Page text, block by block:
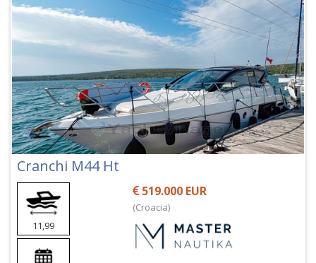
Cranchi M44 Ht
11,99
519.000 EUR
(Croacia)